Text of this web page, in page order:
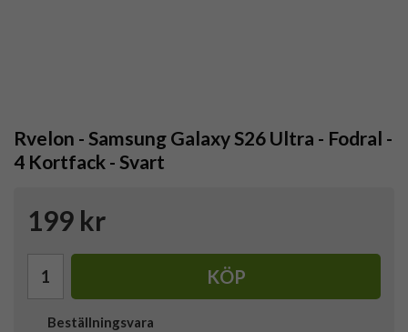
Rvelon - Samsung Galaxy S26 Ultra - Fodral -
4 Kortfack - Svart
199 kr
KÖP
Beställningsvara